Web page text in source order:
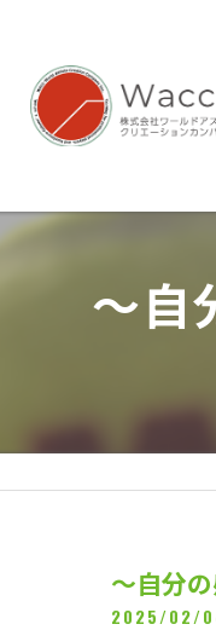
～自
～自分
2025/02/